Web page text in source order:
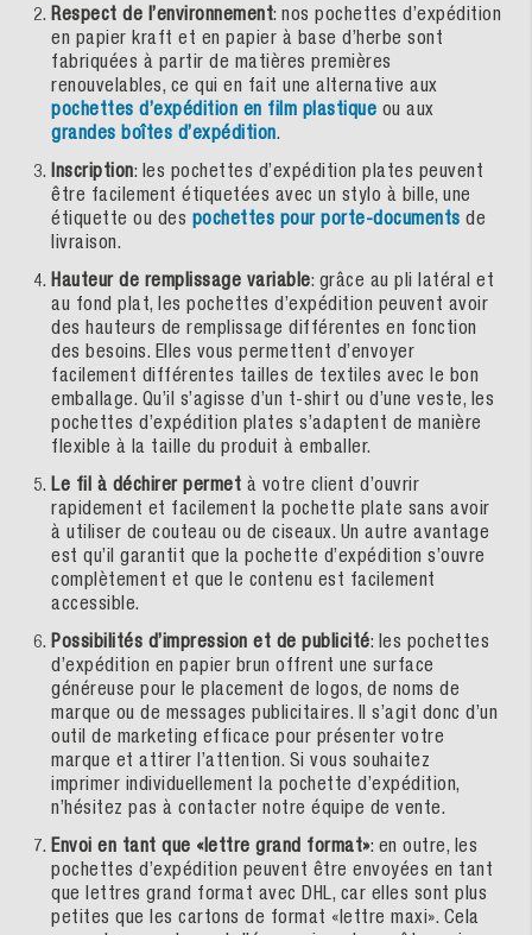
Respect de l’environnement: nos pochettes d’expédition
en papier kraft et en papier à base d’herbe sont
fabriquées à partir de matières premières
renouvelables, ce qui en fait une alternative aux
pochettes d’expédition en film plastique ou aux
grandes boîtes d’expédition.
Inscription: les pochettes d’expédition plates peuvent
être facilement étiquetées avec un stylo à bille, une
étiquette ou des pochettes pour porte-documents de
livraison.
Hauteur de remplissage variable: grâce au pli latéral et
au fond plat, les pochettes d’expédition peuvent avoir
des hauteurs de remplissage différentes en fonction
des besoins. Elles vous permettent d’envoyer
facilement différentes tailles de textiles avec le bon
emballage. Qu’il s’agisse d’un t-shirt ou d’une veste, les
pochettes d’expédition plates s’adaptent de manière
flexible à la taille du produit à emballer.
Le fil à déchirer permet à votre client d’ouvrir
rapidement et facilement la pochette plate sans avoir
à utiliser de couteau ou de ciseaux. Un autre avantage
est qu’il garantit que la pochette d’expédition s’ouvre
complètement et que le contenu est facilement
accessible.
Possibilités d’impression et de publicité: les pochettes
d’expédition en papier brun offrent une surface
généreuse pour le placement de logos, de noms de
marque ou de messages publicitaires. Il s’agit donc d’un
outil de marketing efficace pour présenter votre
marque et attirer l’attention. Si vous souhaitez
imprimer individuellement la pochette d’expédition,
n’hésitez pas à contacter notre équipe de vente.
Envoi en tant que «lettre grand format»: en outre, les
pochettes d’expédition peuvent être envoyées en tant
que lettres grand format avec DHL, car elles sont plus
petites que les cartons de format «lettre maxi». Cela